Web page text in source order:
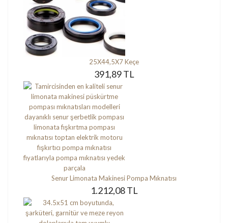
25X44,5X7 Keçe
391,89 TL
Senur Limonata Makinesi Pompa Mıknatısı
1.212,08 TL